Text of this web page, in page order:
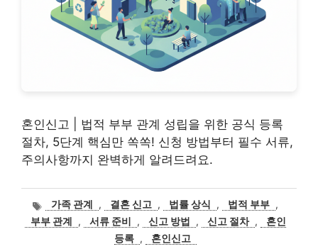
혼인신고 | 법적 부부 관계 성립을 위한 공식 등록
절차, 5단계 핵심만 쏙쏙! 신청 방법부터 필수 서류,
주의사항까지 완벽하게 알려드려요.
태
그
가족 관계 , 결혼 신고 , 법률 상식 , 법적 부부 ,
부부 관계
, 서류 준비 , 신고 방법 , 신고 절차 ,
혼인
등록 , 혼인신고